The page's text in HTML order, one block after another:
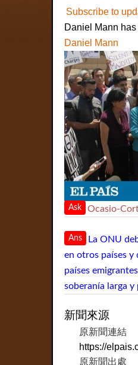
Subscribe to
Daniel Mann
Daniel Mann
Ask Ocasio-
Ans
La ONU
en otros países
países
soberanía larga
新聞來源
原新聞連結
https://
原新聞出處